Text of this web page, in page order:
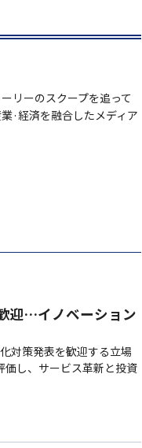
リーのスクープを追って
·経済を融合したメディア
迎…イノベーション
対策発表を歓迎する立場
価し、サービス革新と投資